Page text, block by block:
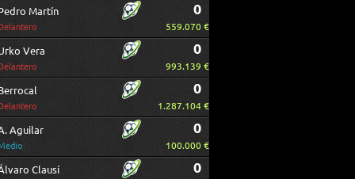
Martín 0
559.070 €
Vera 0
993.139 €
0
1.287.104 €
Aguilar 0
100.000 €
Clausí 0